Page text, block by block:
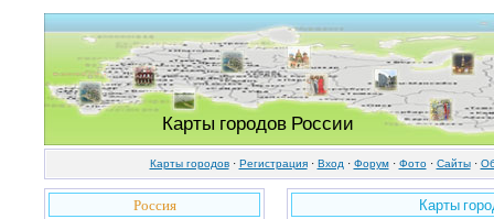
Карты городов России
Карты городов· Регистрация· Вход · Форум· Фото· Cайты·
Россия Карты